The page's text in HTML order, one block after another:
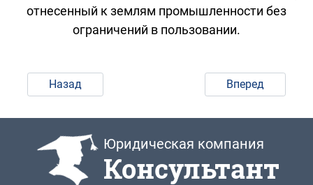
отнесенный к землям промышленности без
ограничений в пользовании.
Назад Вперед
Юридическая компания
Консультант